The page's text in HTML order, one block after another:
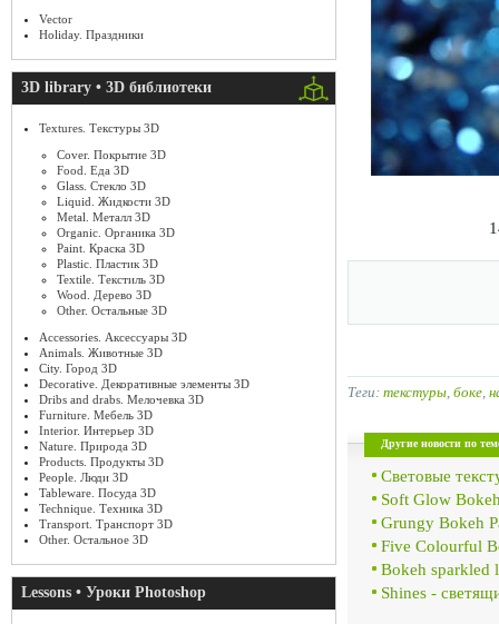
Vector
Holiday. Праздники
3D library • 3D библиотеки
Textures. Текстуры 3D
Cover. Покрытие 3D
Food. Еда 3D
Glass. Стекло 3D
Liquid. Жидкости 3D
Metal. Металл 3D
Organic. Органика 3D
Paint. Краска 3D
Plastic. Пластик 3D
Textile. Текстиль 3D
Wood. Дерево 3D
Other. Остальные 3D
Accessories. Аксессуары 3D
Animals. Животные 3D
City. Город 3D
Decorative. Декоративные элементы 3D
Dribs and drabs. Мелочевка 3D
Furniture. Мебель 3D
Interior. Интерьер 3D
Nature. Природа 3D
Products. Продукты 3D
People. Люди 3D
Tableware. Посуда 3D
Technique. Техника 3D
Transport. Транспорт 3D
Other. Остальное 3D
Lessons • Уроки Photoshop
Теги: текстуры боке
Другие новости по
Световые
Soft Glow
Grungy Bokeh
Five Colourful
Bokeh sparkled
Shines -